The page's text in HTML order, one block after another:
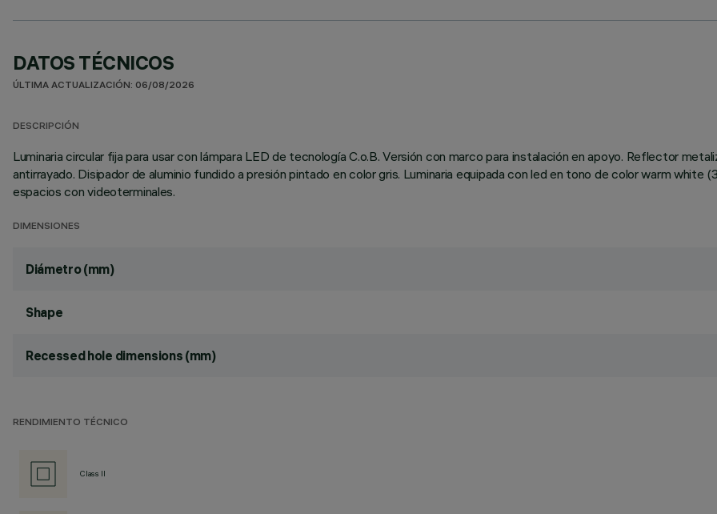
DATOS TÉCNICOS
ÚLTIMA ACTUALIZACIÓN: 06/08/2026
DESCRIPCIÓN
Luminaria circular fija para usar con lámpara LED de tecnología C.o.B. Versión con marco para instalación en apoyo. Reflector
antirrayado. Disipador de aluminio fundido a presión pintado en color gris. Luminaria equipada con led en tono de color warm white
espacios con videoterminales.
DIMENSIONES
Diámetro (mm)
Shape
Recessed hole dimensions (mm)
RENDIMIENTO TÉCNICO
Class II